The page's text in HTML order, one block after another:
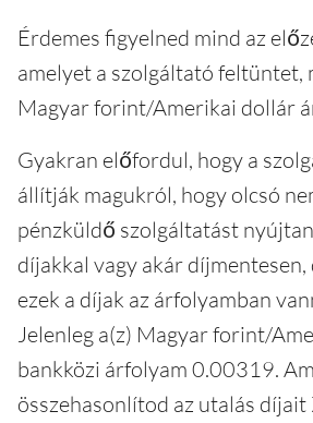
Érdemes figyelned mind az
amelyet a szolgáltató feltüntet,
Magyar forint/Amerikai dollár
Gyakran előfordul, hogy a
állítják magukról, hogy olcsó
pénzküldő szolgáltatást
díjakkal vagy akár díjmentesen,
ezek a díjak az árfolyamban
Jelenleg a(z) Magyar forint/
bankközi árfolyam 0.00319.
összehasonlítod az utalás